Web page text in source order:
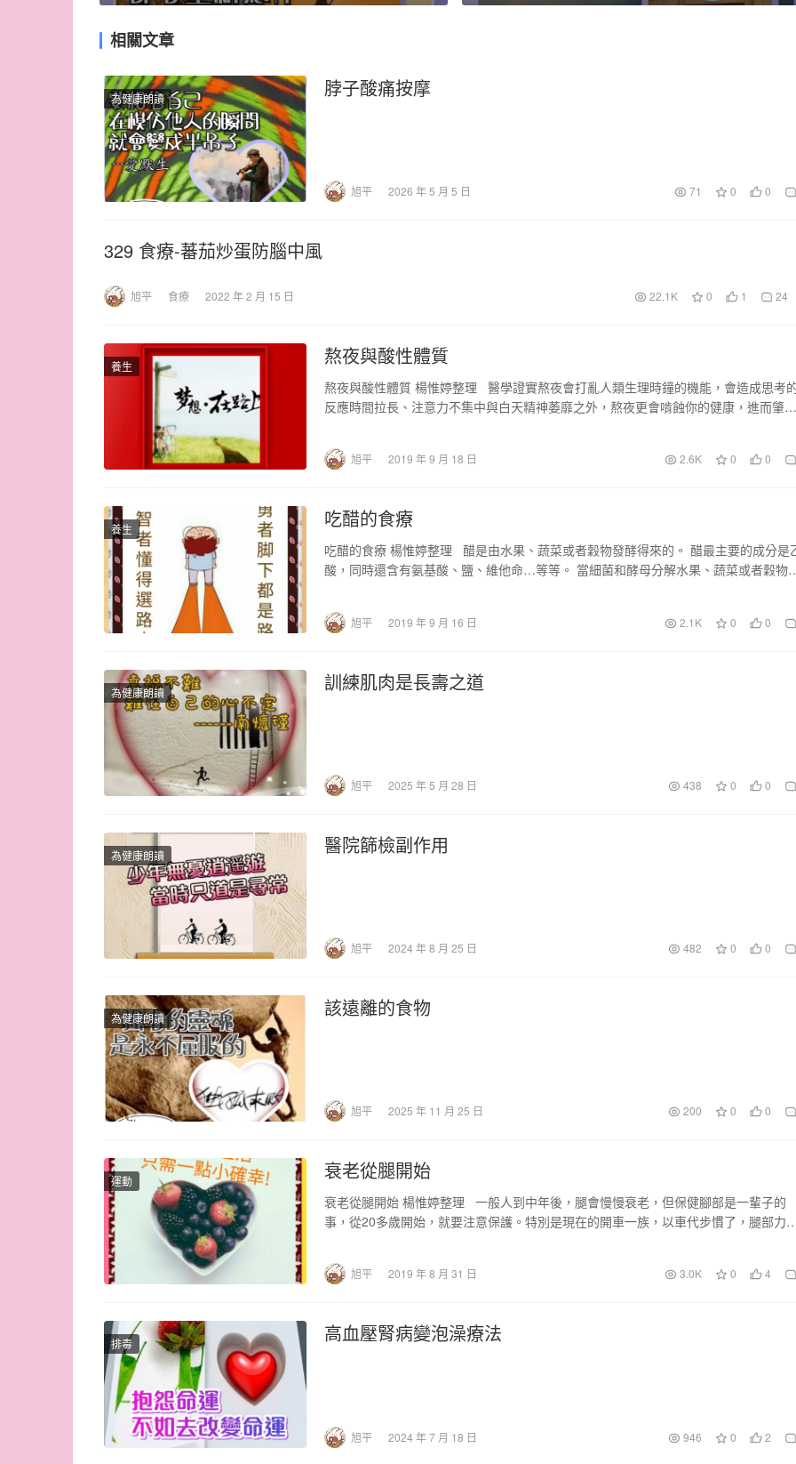
相關文章
為健康朗讀 脖子酸痛按摩
旭平 2026 年 5 月 5 日 71 0 0
329 食療-蕃茄炒蛋防腦中風
旭平 食療 2022 年 2 月 15 日 22.1K 0 1 24
養生 熬夜與酸性體質
熬夜與酸性體質 楊惟婷整理 醫學證實熬夜會打亂人類生理時鐘的機能，會造成思考
反應時間拉長、注意力不集中與白天精神萎靡之外，熬夜更會啃蝕你的健康，進而肇生
旭平 2019 年 9 月 18 日 2.6K 0 0
養生 吃醋的食療
吃醋的食療 楊惟婷整理 醋是由水果、蔬菜或者穀物發酵得來的。 醋最主要的成分是
酸，同時還含有氨基酸、鹽、維他命…等等。 當細菌和酵母分解水果、蔬菜或者穀物
旭平 2019 年 9 月 16 日 2.1K 0 0
為健康朗讀 訓練肌肉是長壽之道
旭平 2025 年 5 月 28 日 438 0 0
為健康朗讀 醫院篩檢副作用
旭平 2024 年 8 月 25 日 482 0 0
為健康朗讀 該遠離的食物
旭平 2025 年 11 月 25 日 200 0 0
運動 衰老從腿開始
衰老從腿開始 楊惟婷整理 一般人到中年後，腿會慢慢衰老，但保健腳部是一輩子的
事，從20多歲開始，就要注意保護。特別是現在的開車一族，以車代步慣了，腿部力
旭平 2019 年 8 月 31 日 3.0K 0 4
排毒 高血壓腎病變泡澡療法
旭平 2024 年 7 月 18 日 946 0 2